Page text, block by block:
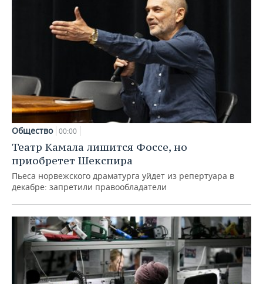
Общество 00:00
Театр Камала лишится Фоссе, но
приобретет Шекспира
Пьеса норвежского драматурга уйдет из репертуара в
декабре: запретили правообладатели